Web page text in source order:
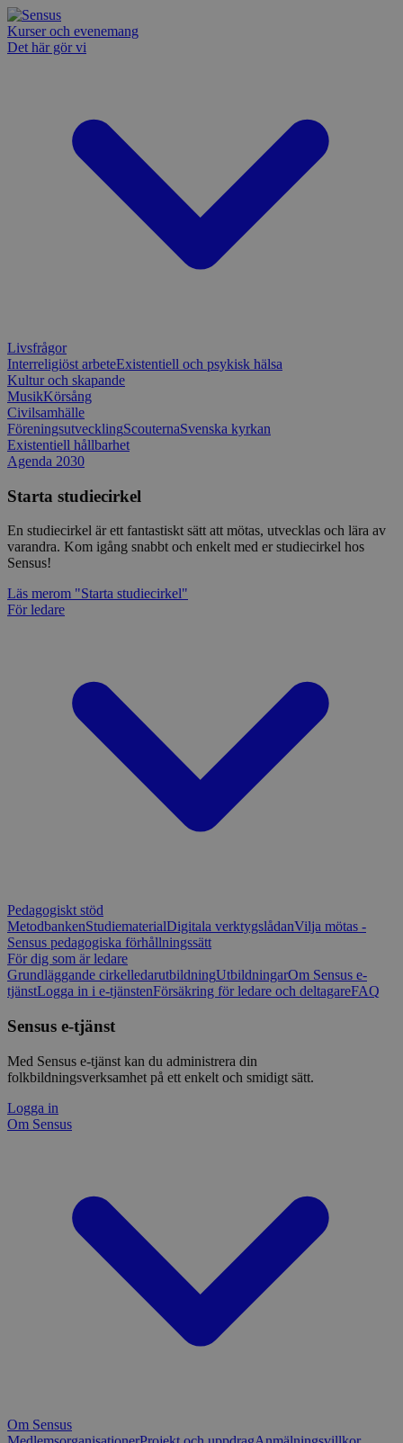
Kurser och evenemang
Det här gör vi
Livsfrågor
Interreligiöst arbeteExistentiell och psykisk hälsa
Kultur och skapande
MusikKörsång
Civilsamhälle
FöreningsutvecklingScouternaSvenska kyrkan
Existentiell hållbarhet
Agenda 2030
Starta studiecirkel
En studiecirkel är ett fantastiskt sätt att mötas, utvecklas och lära av
varandra. Kom igång snabbt och enkelt med er studiecirkel hos
Sensus!
Läs merom "Starta studiecirkel"
För ledare
Pedagogiskt stöd
MetodbankenStudiematerialDigitala verktygslådanVilja mötas -
Sensus pedagogiska förhållningssätt
För dig som är ledare
Grundläggande cirkelledarutbildningUtbildningarOm Sensus e-
tjänstLogga in i e-tjänstenFörsäkring för ledare och deltagareFAQ
Sensus e-tjänst
Med Sensus e-tjänst kan du administrera din
folkbildningsverksamhet på ett enkelt och smidigt sätt.
Logga in
Om Sensus
Om Sensus